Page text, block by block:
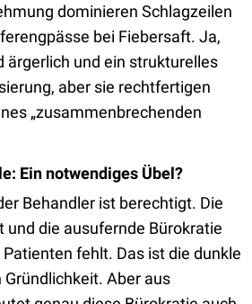
dominieren Schlagzeilen
bei Fiebersaft. Ja,
ärgerlich und ein strukturelles
aber sie rechtfertigen
„zusammenbrechenden
Ein notwendiges Übel?
Behandler ist berechtigt. Die
die ausufernde Bürokratie
fehlt. Das ist die dunkle
Aber aus